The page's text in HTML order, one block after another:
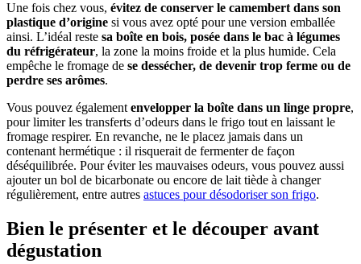
Une fois chez vous, évitez de conserver le camembert dans son
plastique d’origine si vous avez opté pour une version emballée
ainsi. L’idéal reste sa boîte en bois, posée dans le bac à légumes
du réfrigérateur, la zone la moins froide et la plus humide. Cela
empêche le fromage de se dessécher, de devenir trop ferme ou de
perdre ses arômes.
Vous pouvez également envelopper la boîte dans un linge propre,
pour limiter les transferts d’odeurs dans le frigo tout en laissant le
fromage respirer. En revanche, ne le placez jamais dans un
contenant hermétique : il risquerait de fermenter de façon
déséquilibrée. Pour éviter les mauvaises odeurs, vous pouvez aussi
ajouter un bol de bicarbonate ou encore de lait tiède à changer
régulièrement, entre autres astuces pour désodoriser son frigo.
Bien le présenter et le découper avant
dégustation